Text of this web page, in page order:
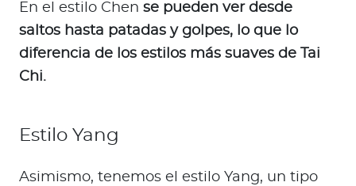
En el estilo Chen se pueden ver desde
saltos hasta patadas y golpes, lo que lo
diferencia de los estilos más suaves de Tai
Chi.
Estilo Yang
Asimismo, tenemos el estilo Yang, un tipo